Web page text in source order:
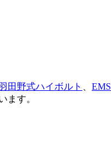
田野式ハイボルト 、 EMS
ます。